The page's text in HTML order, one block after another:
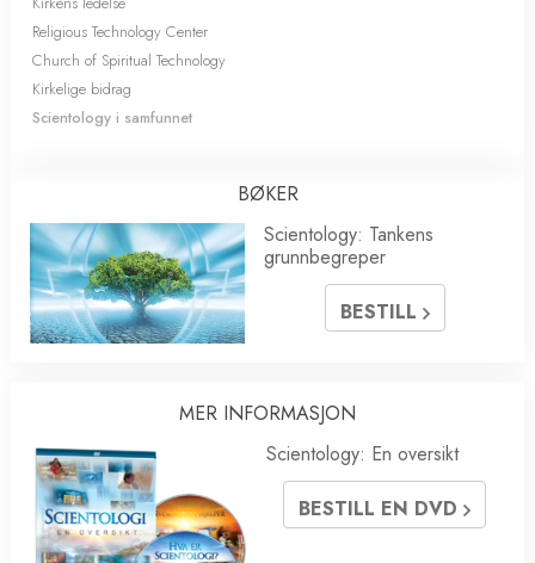
Religious Technology Center
Church of Spiritual Technology
Kirkelige bidrag
Scientology i samfunnet
BØKER
Scientology: Tankens
grunnbegreper
BESTILL
MER INFORMASJON
Scientology: En oversikt
BESTILL EN DVD